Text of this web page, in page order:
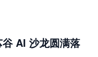
AI 沙龙圆满落